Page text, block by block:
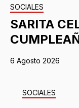
SOCIALES
SARITA
6 Agosto 2026
SOCIALES